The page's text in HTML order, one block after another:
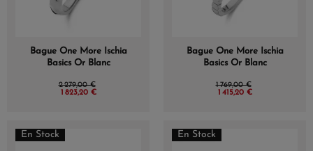
Bague One More Ischia
Basics Or Blanc
2 279,00 €
1 823,20 €
Bague One More Ischia
Basics Or Blanc
1 769,00 €
1 415,20 €
En Stock En Stock